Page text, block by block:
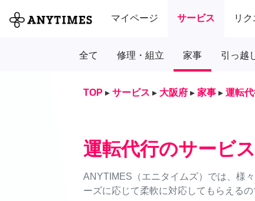
マイページ サービス リク
全て 修理・組立 家事 引っ越
TOP ▸ サービス ▸ 大阪府 ▸ 家事 ▸ 運転
運転代行のサービス
ANYTIMES（エニタイムズ）では、様
ーズに応じて柔軟に対応してもらえる